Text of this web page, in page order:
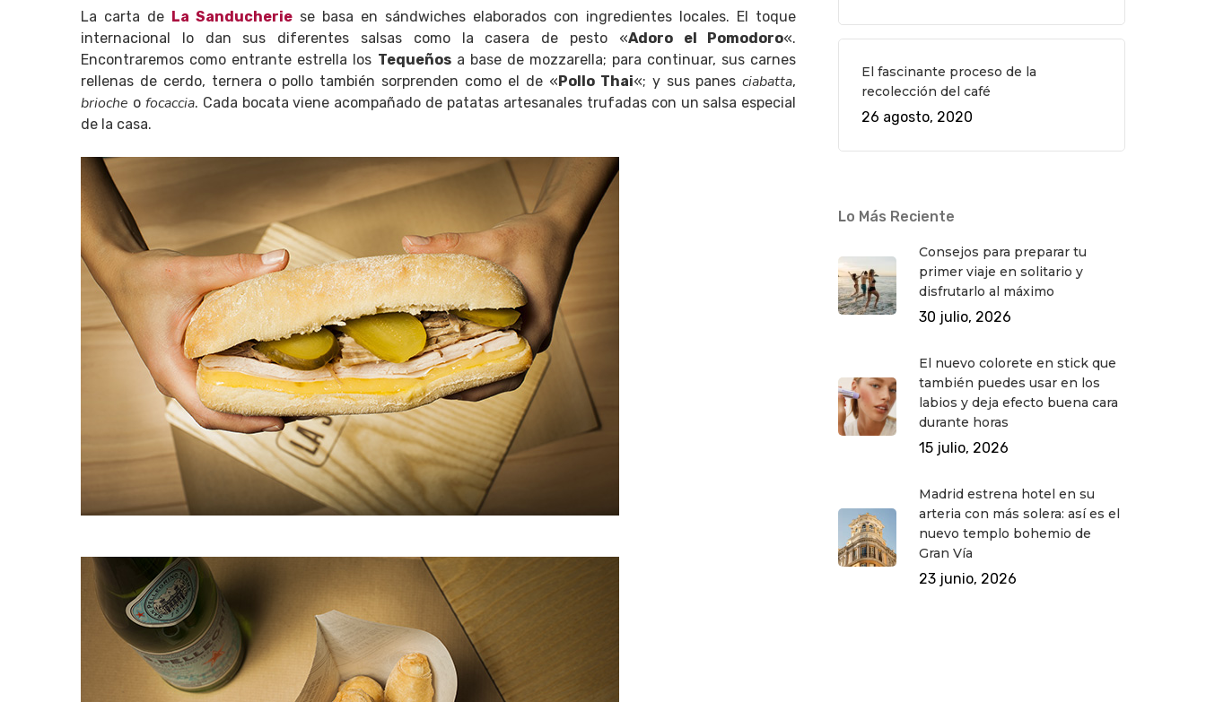
La carta de La Sanducherie se basa en sándwiches elaborados con ingredientes locales. El toque
internacional lo dan sus diferentes salsas como la casera de pesto «Adoro el Pomodoro«.
Encontraremos como entrante estrella los Tequeñosa base de mozzarella; para continuar, sus carnes
rellenas de cerdo, ternera o pollo también sorprenden como el de «Pollo Thai«; y sus panesciabatta,
brioche o focaccia. Cada bocata viene acompañado de patatas artesanales trufadas con un salsa especial
de la casa.
El fascinante proceso de la
recolección del café
26 agosto, 2020
Lo Más Reciente
Consejos para preparar tu
primer viaje en solitario y
disfrutarlo al máximo
30 julio, 2026
El nuevo colorete en stick que
también puedes usar en los
labios y deja efecto buena cara
durante horas
15 julio, 2026
Madrid estrena hotel en su
arteria con más solera: así es el
nuevo templo bohemio de
Gran Vía
23 junio, 2026